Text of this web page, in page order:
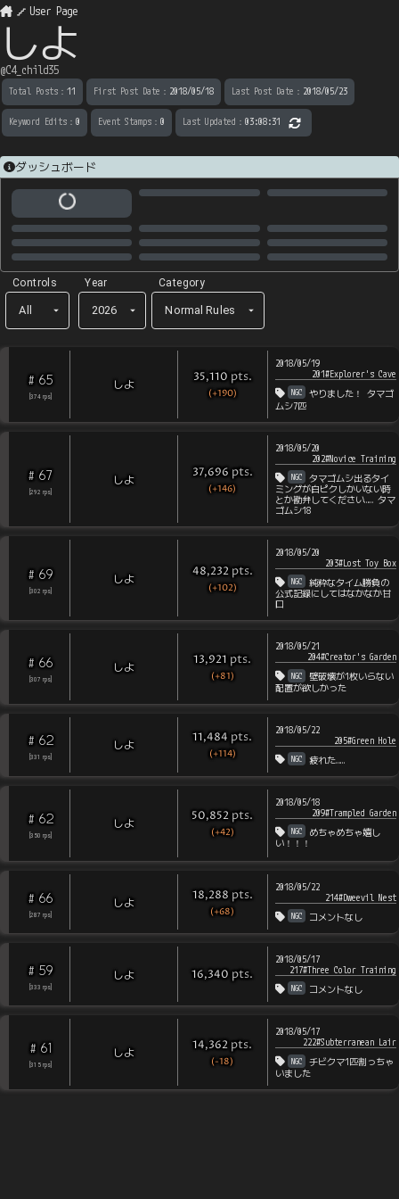
User Page
しよ
@C4_child35
Total Posts ： 11 First Post Date ： 2018/05/18 Last Post Date ： 2018/05/23
Keyword Edits ： 0 Event Stamps ： 0 Last Updated ： 03:08:31
ダッシュボード
Controls
All
Year
2026
Category
Normal Rules
# 65
[374 rps
しよ 35,110 pts.
(+190)
2018/05/19
201#Explorer's Cave
NGC
やりました！ タマゴ
ムシ7匹
# 67
[292 rps
しよ 37,696 pts.
(+146)
2018/05/20
202#Novice Training
NGC
タマゴムシ出るタイ
ミングが白ピクしかいない時
とか勘弁してください…… タマ
ゴムシ18
# 69
[302 rps
しよ 48,232 pts.
(+102)
2018/05/20
203#Lost Toy Box
NGC
純粋なタイム勝負の
公式記録にしてはなかなか甘
口
# 66
[307 rps
しよ 13,921 pts.
(+81)
2018/05/21
204#Creator's Garden
NGC
壁破壊が1枚いらない
配置が欲しかった
# 62
[331 rps
しよ 11,484 pts.
(+114)
2018/05/22
205#Green Hole
NGC 疲れた……
# 62
[350 rps
しよ 50,852 pts.
(+42)
2018/05/18
209#Trampled Garden
NGC
めちゃめちゃ嬉し
い！！！
# 66
[287 rps
しよ 18,288 pts.
(+68)
2018/05/22
214#Dweevil Nest
NGC コメントなし
# 59
[333 rps
しよ 16,340 pts.
2018/05/17
217#Three Color Training
NGC コメントなし
# 61
[315 rps
しよ 14,362 pts.
(-18)
2018/05/17
222#Subterranean Lair
NGC
チビクマ1匹割っちゃ
いました